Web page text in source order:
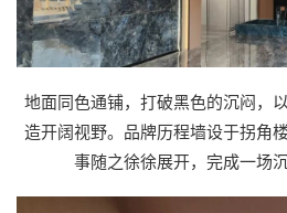
地面同色通铺，打破黑色的沉闷，
造开阔视野。品牌历程墙设于拐角
事随之徐徐展开，完成一场